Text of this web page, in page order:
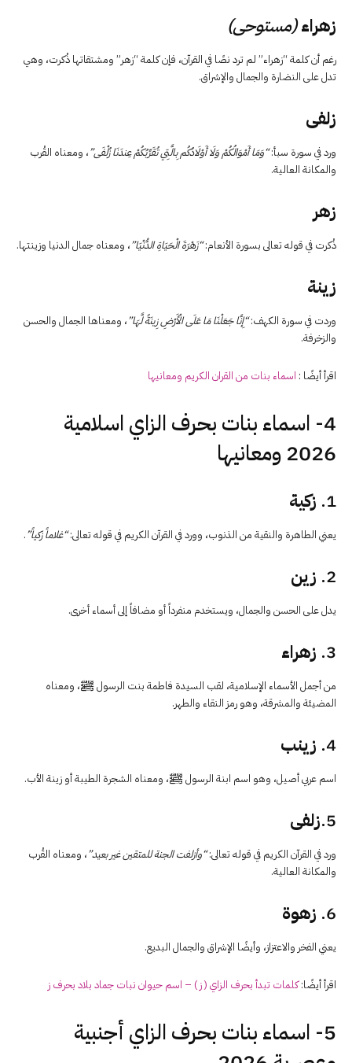
زهراء(مستوحى)
رغم أن كلمة “زهراء” لم ترد نصًا في القرآن، فإن كلمة “زهر” ومشتقاتها ذُكرت، وهي
تدل على النضارة والجمال والإشراق.
زلفى
ورد في سورة سبأ:“وَمَا أَمْوَالُكُمْ وَلَا أَوْلَادُكُم بِالَّتِي تُقَرِّبُكُمْ عِندَنَا زُلْفَى”، ومعناه القُرب
والمكانة العالية.
زهر
ذُكرت في قوله تعالى بسورة الأنعام:“زَهْرَةَ الْحَيَاةِ الدُّنْيَا”، ومعناه جمال الدنيا وزينتها.
زينة
وردت في سورة الكهف:“إِنَّا جَعَلْنَا مَا عَلَى الْأَرْضِ زِينَةً لَّهَا”، ومعناها الجمال والحسن
والزخرفة.
اقرأ أيضًا : اسماء بنات من القران الكريم ومعانيها
4- اسماء بنات بحرف الزاي اسلامية
2026 ومعانيها
1. زكية
يعني الطاهرة والنقية من الذنوب، وورد في القرآن الكريم في قوله تعالى:“غلاماً زكياً”.
2. زين
يدل على الحسن والجمال، ويستخدم منفرداً أو مضافاً إلى أسماء أخرى.
3. زهراء
من أجمل الأسماء الإسلامية، لقب السيدة فاطمة بنت الرسول ﷺ، ومعناه
المضيئة والمشرقة، وهو رمز النقاء والطهر.
4. زينب
اسم عربي أصيل، وهو اسم ابنة الرسول ﷺ، ومعناه الشجرة الطيبة أو زينة الأب.
5. زلفى
ورد في القرآن الكريم في قوله تعالى:“وأزلفت الجنة للمتقين غير بعيد”، ومعناه القُرب
والمكانة العالية.
6. زهوة
يعني الفخر والاعتزاز، وأيضًا الإشراق والجمال البديع.
اقرأ أيضًا:كلمات تبدأ بحرف الزاي ( ز ) – اسم حيوان نبات جماد بلاد بحرف ز
5- اسماء بنات بحرف الزاي أجنبية